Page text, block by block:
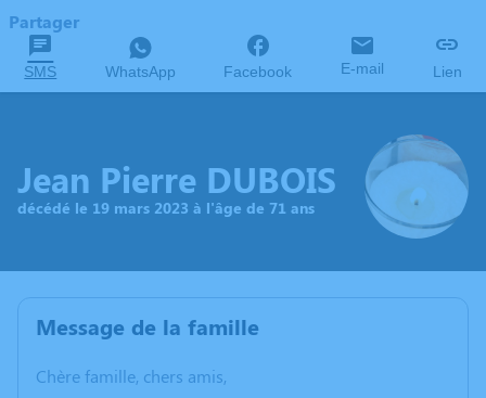
Partager
SMS WhatsApp Facebook E-mail Lien
Jean Pierre DUBOIS
décédé le 19 mars 2023 à l'âge de 71 ans
Message de la famille
Chère famille, chers amis,